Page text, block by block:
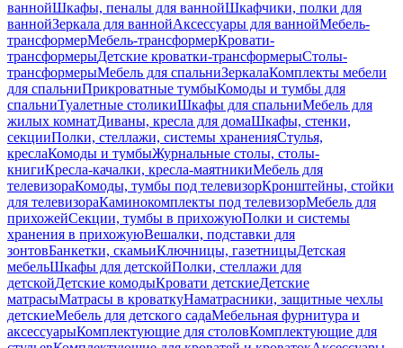
ваннойШкафы, пеналы для ваннойШкафчики, полки для
ваннойЗеркала для ваннойАксессуары для ваннойМебель-
трансформерМебель-трансформерКровати-
трансформерыДетские кроватки-трансформерыСтолы-
трансформерыМебель для спальниЗеркалаКомплекты мебели
для спальниПрикроватные тумбыКомоды и тумбы для
спальниТуалетные столикиШкафы для спальниМебель для
жилых комнатДиваны, кресла для домаШкафы, стенки,
секцииПолки, стеллажи, системы храненияСтулья,
креслаКомоды и тумбыЖурнальные столы, столы-
книгиКресла-качалки, кресла-маятникиМебель для
телевизораКомоды, тумбы под телевизорКронштейны, стойки
для телевизораКаминокомплекты под телевизорМебель для
прихожейСекции, тумбы в прихожуюПолки и системы
хранения в прихожуюВешалки, подставки для
зонтовБанкетки, скамьиКлючницы, газетницыДетская
мебельШкафы для детскойПолки, стеллажи для
детскойДетские комодыКровати детскиеДетские
матрасыМатрасы в кроваткуНаматрасники, защитные чехлы
детскиеМебель для детского садаМебельная фурнитура и
аксессуарыКомплектующие для столовКомплектующие для